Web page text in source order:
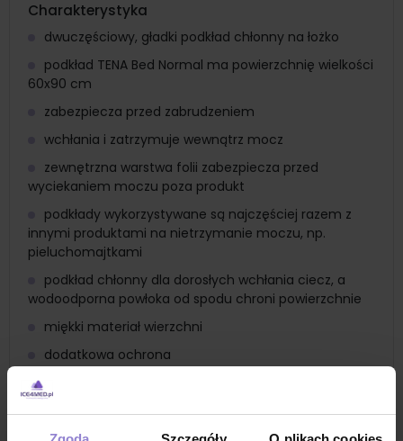
Charakterystyka
dwuczęściowy, gładki podkład chłonny na łożko
podkład TENA Bed Normal ma powierzchnię wielkości
60x90 cm
zabezpiecza przed zabrudzeniem
wchłania i zatrzymuje wewnątrz mocz
zewnętrzna warstwa folii zabezpiecza przed
wyciekaniem moczu poza produkt
podkłady wykorzystywane są najczęściej razem z
innymi produktami na nietrzymanie moczu, np.
pieluchomajtkami
podkład chłonny dla dorosłych wchłania ciecz, a
wodoodporna powłoka od spodu chroni powierzchnie
miękki materiał wierzchni
dodatkowa ochrona
Zastosowanie